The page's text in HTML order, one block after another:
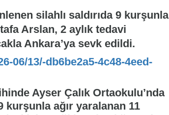
silahlı saldırıda 9 kurşunla
Arslan, 2 aylık tedavi
Ankara’ya sevk edildi.
06/13/-db6be2a5-4c48-4eed-
Ayser Çalık Ortaokulu’nda
kurşunla ağır yaralanan 11